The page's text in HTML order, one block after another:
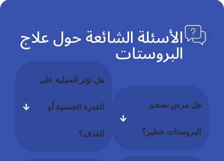
الأسئلة الشائعة حول علاج
البروستات
هل مرض تضخم
البروستات خطير؟
هل تؤثر العملية على
القدرة الجنسية أو
القذف؟